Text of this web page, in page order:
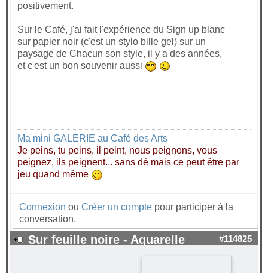
positivement.
Sur le Café, j'ai fait l'expérience du Sign up blanc
sur papier noir (c'est un stylo bille gel) sur un
paysage de Chacun son style, il y a des années,
et c'est un bon souvenir aussi
Ma mini GALERIE au Café des Arts
Je peins, tu peins, il peint, nous peignons, vous
peignez, ils peignent... sans dé mais ce peut être par
jeu quand même
Connexion ou Créer un compte pour participer à la
conversation.
Sur feuille noire - Aquarelle #114825